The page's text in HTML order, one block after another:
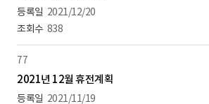
2021/12/20
838
77
2021년 12월 휴전계획
2021/11/19